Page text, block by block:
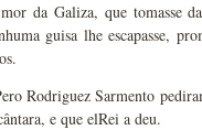
da Galiza, que tomasse
guisa lhe escapasse,
Rodriguez Sarmento
e que elRei a deu.